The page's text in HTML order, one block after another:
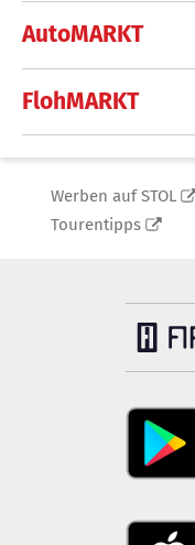
AutoMARKT
FlohMARKT
Werben auf STOL
Tourentipps